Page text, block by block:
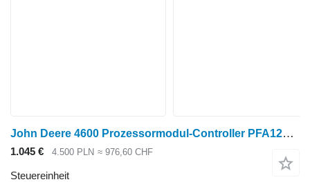
John Deere 4600 Prozessormodul-Controller PFA12915 Steuereinheit für John Deere 4600 Traktor
1.045 € 4.500 PLN ≈ 976,60 CHF
Steuereinheit